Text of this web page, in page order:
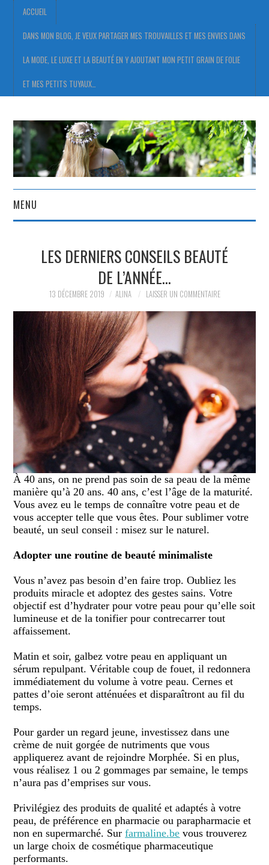
ACCUEIL
DANS MON BLOG, JE VEUX PARTAGER MES TROUVAILLES ET MES ENVIES DANS
LA MODE, LE LUXE ET LA BEAUTÉ EN Y AJOUTANT MON PETIT GRAIN DE FOLIE
ET MES PETITS TUYAUX…
MENU
DANS MON BLOG, JE VEUX
PARTAGER MES
TROUVAILLES ET MES
ENVIES DANS LA MODE, LE
LUXE ET LA BEAUTÉ EN Y
AJOUTANT MON PETIT
GRAIN DE FOLIE ET MES
PETITS TUYAUX…
LES DERNIERS CONSEILS BEAUTÉ
DE L’ANNÉE…
13 DÉCEMBRE 2019 ALINA LAISSER UN COMMENTAIRE
À 40 ans, on ne prend pas soin de sa peau de la même
manière qu’à 20 ans. 40 ans, c’est l’âge de la maturité.
Vous avez eu le temps de connaître votre peau et de
vous accepter telle que vous êtes. Pour sublimer votre
beauté, un seul conseil : misez sur le naturel.
Adopter une routine de beauté minimaliste
Vous n’avez pas besoin d’en faire trop. Oubliez les
produits miracle et adoptez des gestes sains. Votre
objectif est d’hydrater pour votre peau pour qu’elle soit
lumineuse et de la tonifier pour contrecarrer tout
affaissement.
Matin et soir, galbez votre peau en appliquant un
sérum repulpant. Véritable coup de fouet, il redonnera
immédiatement du volume à votre peau. Cernes et
pattes d’oie seront atténuées et disparaîtront au fil du
temps.
Pour garder un regard jeune, investissez dans une
crème de nuit gorgée de nutriments que vous
appliquerez avant de rejoindre Morphée. Si en plus,
vous réalisez 1 ou 2 gommages par semaine, le temps
n’aura pas d’emprises sur vous.
Privilégiez des produits de qualité et adaptés à votre
peau, de préférence en pharmacie ou parapharmacie et
non en supermarché. Sur farmaline.be vous trouverez
un large choix de cosmétique pharmaceutique
performants.